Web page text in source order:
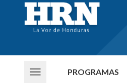
PROGRAMAS